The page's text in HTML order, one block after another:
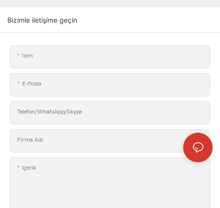
Bizimle iletişime geçin
Isim
E-Posta
Telefon/WhatsApp/Skype
Firma Adı
Içerik